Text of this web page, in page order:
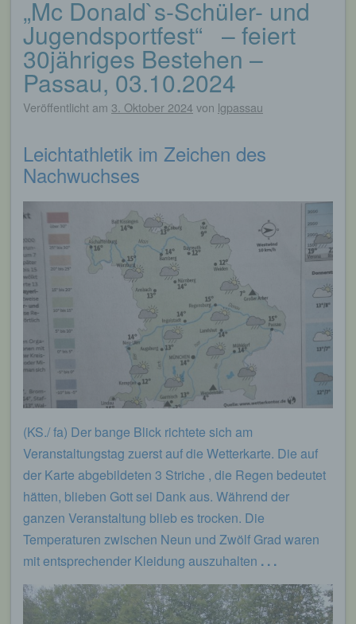
Beitragsnavigation
„Mc Donald`s-Schüler- und
Jugendsportfest“ – feiert
30jähriges Bestehen –
Passau, 03.10.2024
Veröffentlicht am 3. Oktober 2024 von lgpassau
Leichtathletik im Zeichen des
Nachwuchses
(KS./ fa) Der bange Blick richtete sich am
Veranstaltungstag zuerst auf die Wetterkarte. Die auf
der Karte abgebildeten 3 Striche , die Regen bedeutet
hätten, blieben Gott sei Dank aus. Während der
ganzen Veranstaltung blieb es trocken. Die
Temperaturen zwischen Neun und Zwölf Grad waren
mit entsprechender Kleidung auszuhalten . . .